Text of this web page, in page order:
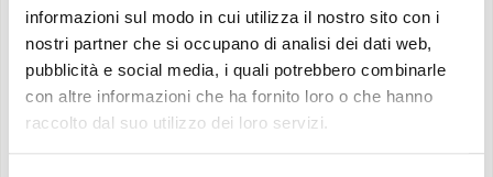
informazioni sul modo in cui utilizza il nostro sito con i
nostri partner che si occupano di analisi dei dati web,
pubblicità e social media, i quali potrebbero combinarle
con altre informazioni che ha fornito loro o che hanno
raccolto dal suo utilizzo dei loro servizi.
TECNOLOGIA ALOGENA
Massima velocità di riscaldamento. La tecnologia
alogena
garantisce uniformità di comfort e estrema rapidità